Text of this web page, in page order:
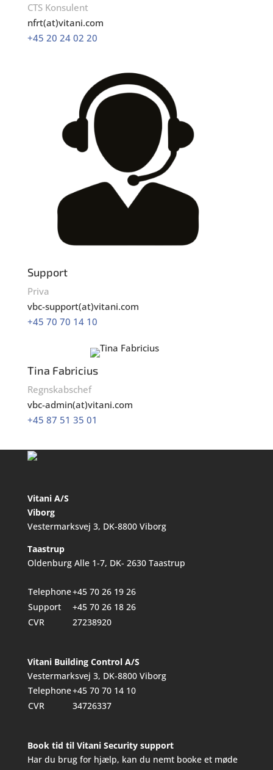
CTS Konsulent
nfrt(at)vitani.com
+45 20 24 02 20
Support
Priva
vbc-support(at)vitani.com
+45 70 70 14 10
Tina Fabricius
Regnskabschef
vbc-admin(at)vitani.com
+45 87 51 35 01
Vitani A/S
Viborg
Vestermarksvej 3, DK-8800 Viborg
Taastrup
Oldenburg Alle 1-7, DK- 2630 Taastrup
Telephone+45 70 26 19 26
Support
+45 70 26 18 26
CVR
27238920
Vitani Building Control A/S
Vestermarksvej 3, DK-8800 Viborg
Telephone+45 70 70 14 10
CVR
34726337
Book tid til Vitani Security support
Har du brug for hjælp, kan du nemt booke et møde